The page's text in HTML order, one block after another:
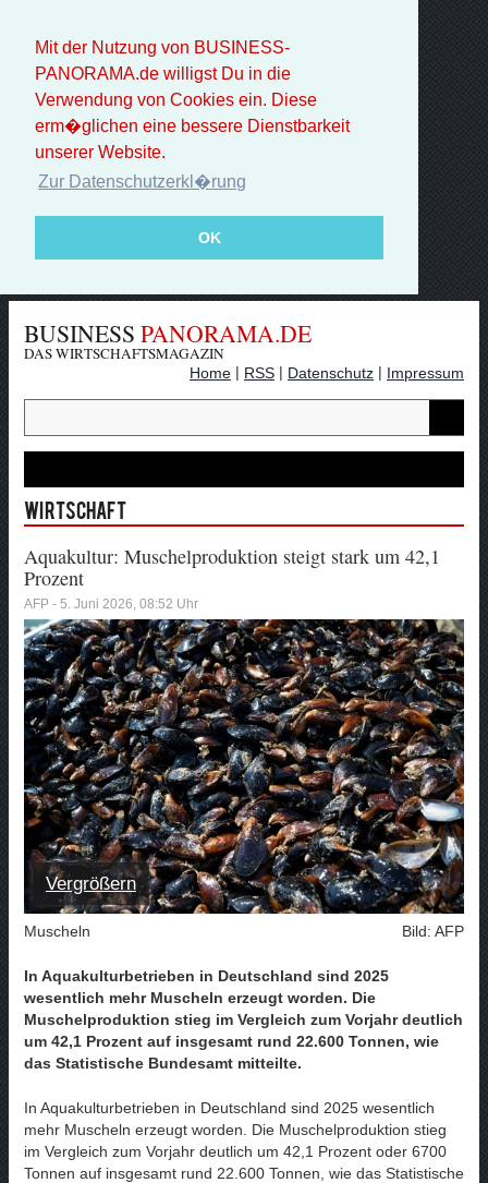
Mit der Nutzung von BUSINESS-
PANORAMA.de willigst Du in die
Verwendung von Cookies ein. Diese
erm�glichen eine bessere Dienstbarkeit
unserer Website.
Zur Datenschutzerkl�rung
OK
BUSINESS PANORAMA.DE
DAS WIRTSCHAFTSMAGAZIN
Home | RSS | Datenschutz | Impressum
Wirtschaft
Aquakultur: Muschelproduktion steigt stark um 42,1
Prozent
AFP - 5. Juni 2026, 08:52 Uhr
Vergrößern
Muscheln Bild: AFP
In Aquakulturbetrieben in Deutschland sind 2025
wesentlich mehr Muscheln erzeugt worden. Die
Muschelproduktion stieg im Vergleich zum Vorjahr deutlich
um 42,1 Prozent auf insgesamt rund 22.600 Tonnen, wie
das Statistische Bundesamt mitteilte.
In Aquakulturbetrieben in Deutschland sind 2025 wesentlich
mehr Muscheln erzeugt worden. Die Muschelproduktion stieg
im Vergleich zum Vorjahr deutlich um 42,1 Prozent oder 6700
Tonnen auf insgesamt rund 22.600 Tonnen, wie das Statistische